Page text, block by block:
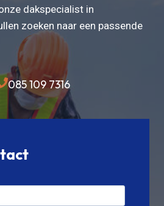
dakspecialist in
zoeken naar een passende
085 109 7316